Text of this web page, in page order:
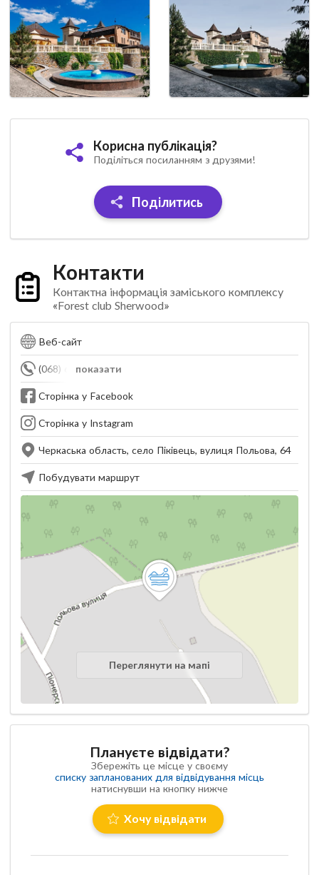
Корисна публікація?
Поділіться посиланням з друзями!
Поділитись
Контакти
Контактна інформація заміського комплексу
«Forest club Sherwood»
Веб-сайт
показати
(068) 697-79-47
Сторінка у Facebook
Сторінка у Instagram
Черкаська область, cело Піківець, вулиця Польова, 64
Побудувати маршрут
Переглянути на мапі
Плануєте відвідати?
Збережіть це місце у своєму
списку запланованих для відвідування місць
натиснувши на кнопку нижче
Хочу відвідати